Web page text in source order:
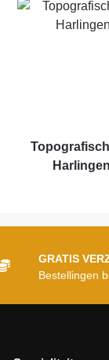
GRATIS
Bestellingen